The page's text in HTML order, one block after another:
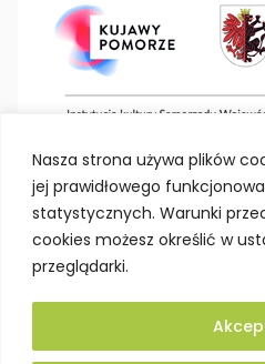
Nasza strona używa plików
jej prawidłowego
statystycznych. Warunki
cookies możesz określić w
przeglądarki.